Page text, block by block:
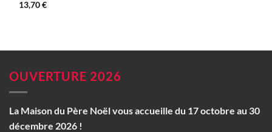
13,70€
OUVERTURE 2026
La Maison du Père Noël vous accueille du 17 octobre au 30
décembre 2026 !